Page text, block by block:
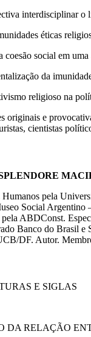
interdisciplinar o
éticas
coesão social em
da
religioso na
originais e
cientistas
pela
Social
ABDConst.
Banco do Brasil
DF. Autor.
E SIGLAS
DA RELAÇÃO